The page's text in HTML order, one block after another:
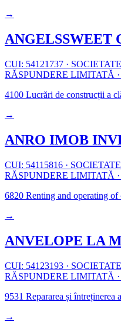
→
ANGELSSWEET
CUI: 54121737 ·
RĂSPUNDERE LIMITATĂ ·
4100 Lucrări de construcții a
→
ANRO IMOB
CUI: 54115816 ·
RĂSPUNDERE LIMITATĂ ·
6820 Renting and operating of
→
ANVELOPE LA
CUI: 54123193 ·
RĂSPUNDERE LIMITATĂ ·
9531 Repararea și întreținerea
→